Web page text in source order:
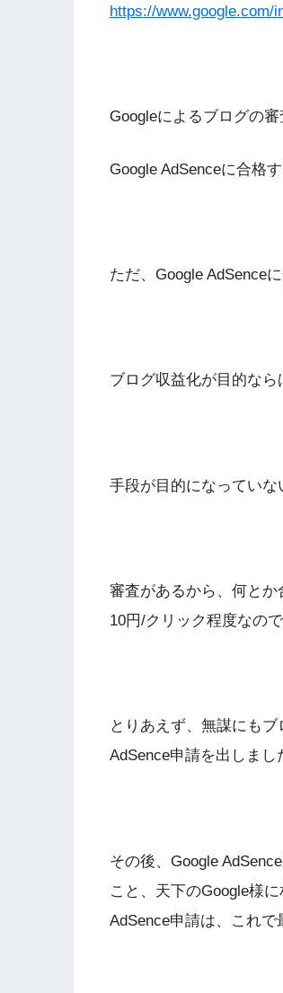
https://www.google.com/
Googleによるブログの
Google AdSenceに合格
ただ、Google AdSence
ブログ収益化が目的なら
手段が目的になっていな
審査があるから、何とか
10円/クリック程度なの
とりあえず、無謀にも
AdSence申請を出しまし
その後、Google
こと、天下のGoogle様
AdSence申請は、これで